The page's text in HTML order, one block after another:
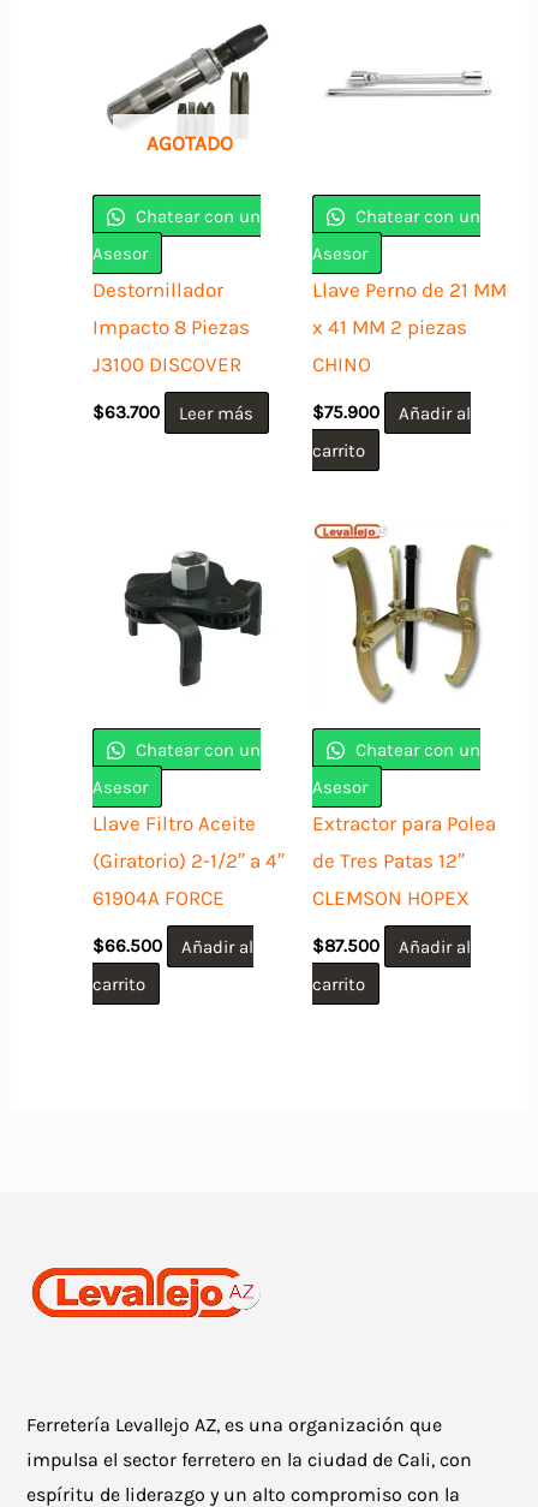
AGOTADO
Chatear con un
Asesor
Destornillador
Impacto 8 Piezas
J3100 DISCOVER
$63.700 Leer más
Chatear con un
Asesor
Llave Perno de 21 MM
x 41 MM 2 piezas
CHINO
$75.900
Añadir al
carrito
Chatear con un
Asesor
Llave Filtro Aceite
(Giratorio) 2-1/2″ a 4″
61904A FORCE
$66.500
Añadir al
carrito
Chatear con un
Asesor
Extractor para Polea
de Tres Patas 12″
CLEMSON HOPEX
$87.500
Añadir al
carrito
Ferretería Levallejo AZ, es una organización que
impulsa el sector ferretero en la ciudad de Cali, con
espíritu de liderazgo y un alto compromiso con la